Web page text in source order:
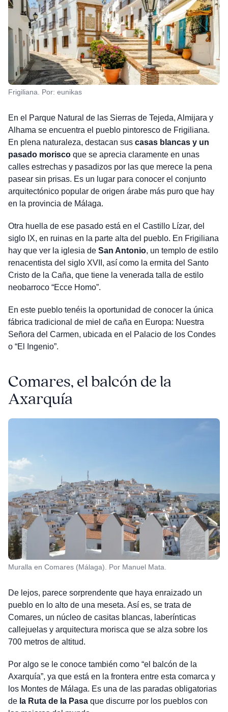
Frigiliana. Por: eunikas
En el Parque Natural de las Sierras de Tejeda, Almijara y
Alhama se encuentra el pueblo pintoresco de Frigiliana.
En plena naturaleza, destacan sus casas blancas y un
pasado moriscoque se aprecia claramente en unas
calles estrechas y pasadizos por las que merece la pena
pasear sin prisas. Es un lugar para conocer el conjunto
arquitectónico popular de origen árabe más puro que hay
en la provincia de Málaga.
Otra huella de ese pasado está en el Castillo Lízar, del
siglo IX, en ruinas en la parte alta del pueblo. En Frigiliana
hay que ver la iglesia de San Antonio, un templo de estilo
renacentista del siglo XVII, así como la ermita del Santo
Cristo de la Caña, que tiene la venerada talla de estilo
neobarroco “Ecce Homo”.
En este pueblo tenéis la oportunidad de conocer la única
fábrica tradicional de miel de caña en Europa: Nuestra
Señora del Carmen, ubicada en el Palacio de los Condes
o “El Ingenio”.
Comares, el balcón de la
Axarquía
Muralla en Comares (Málaga). Por Manuel Mata.
De lejos, parece sorprendente que haya enraizado un
pueblo en lo alto de una meseta. Así es, se trata de
Comares, un núcleo de casitas blancas, laberínticas
callejuelas y arquitectura morisca que se alza sobre los
700 metros de altitud.
Por algo se le conoce también como “el balcón de la
Axarquía”, ya que está en la frontera entre esta comarca y
los Montes de Málaga. Es una de las paradas obligatorias
de la Ruta de la Pasaque discurre por los pueblos con